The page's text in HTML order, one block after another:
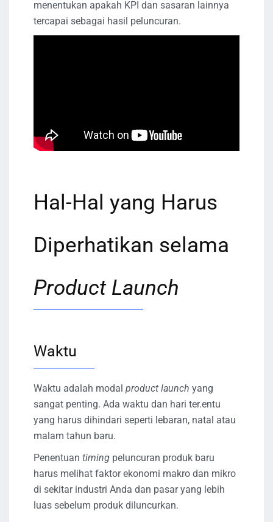
menentukan apakah KPI dan sasaran lainnya
tercapai sebagai hasil peluncuran.
Hal-Hal yang Harus
Diperhatikan selama
Product Launch
Waktu
Waktu adalah modal product launch yang
sangat penting. Ada waktu dan hari ter.entu
yang harus dihindari seperti lebaran, natal atau
malam tahun baru.
Penentuan timing peluncuran produk baru
harus melihat faktor ekonomi makro dan mikro
di sekitar industri Anda dan pasar yang lebih
luas sebelum produk diluncurkan.